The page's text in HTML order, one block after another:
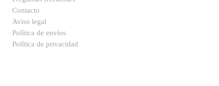
Contacto
Aviso legal
Política de envíos
Política de privacidad